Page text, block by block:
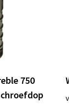
750